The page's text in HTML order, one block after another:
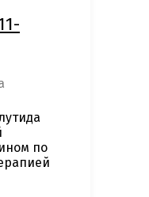
по